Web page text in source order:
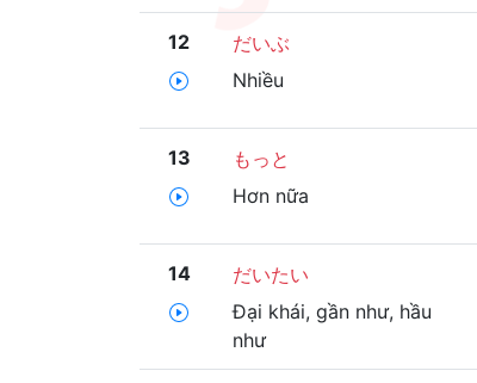
12
だいぶ
Nhiều
13
もっと
Hơn nữa
14
だいたい
Đại khái, gần như, hầu
như